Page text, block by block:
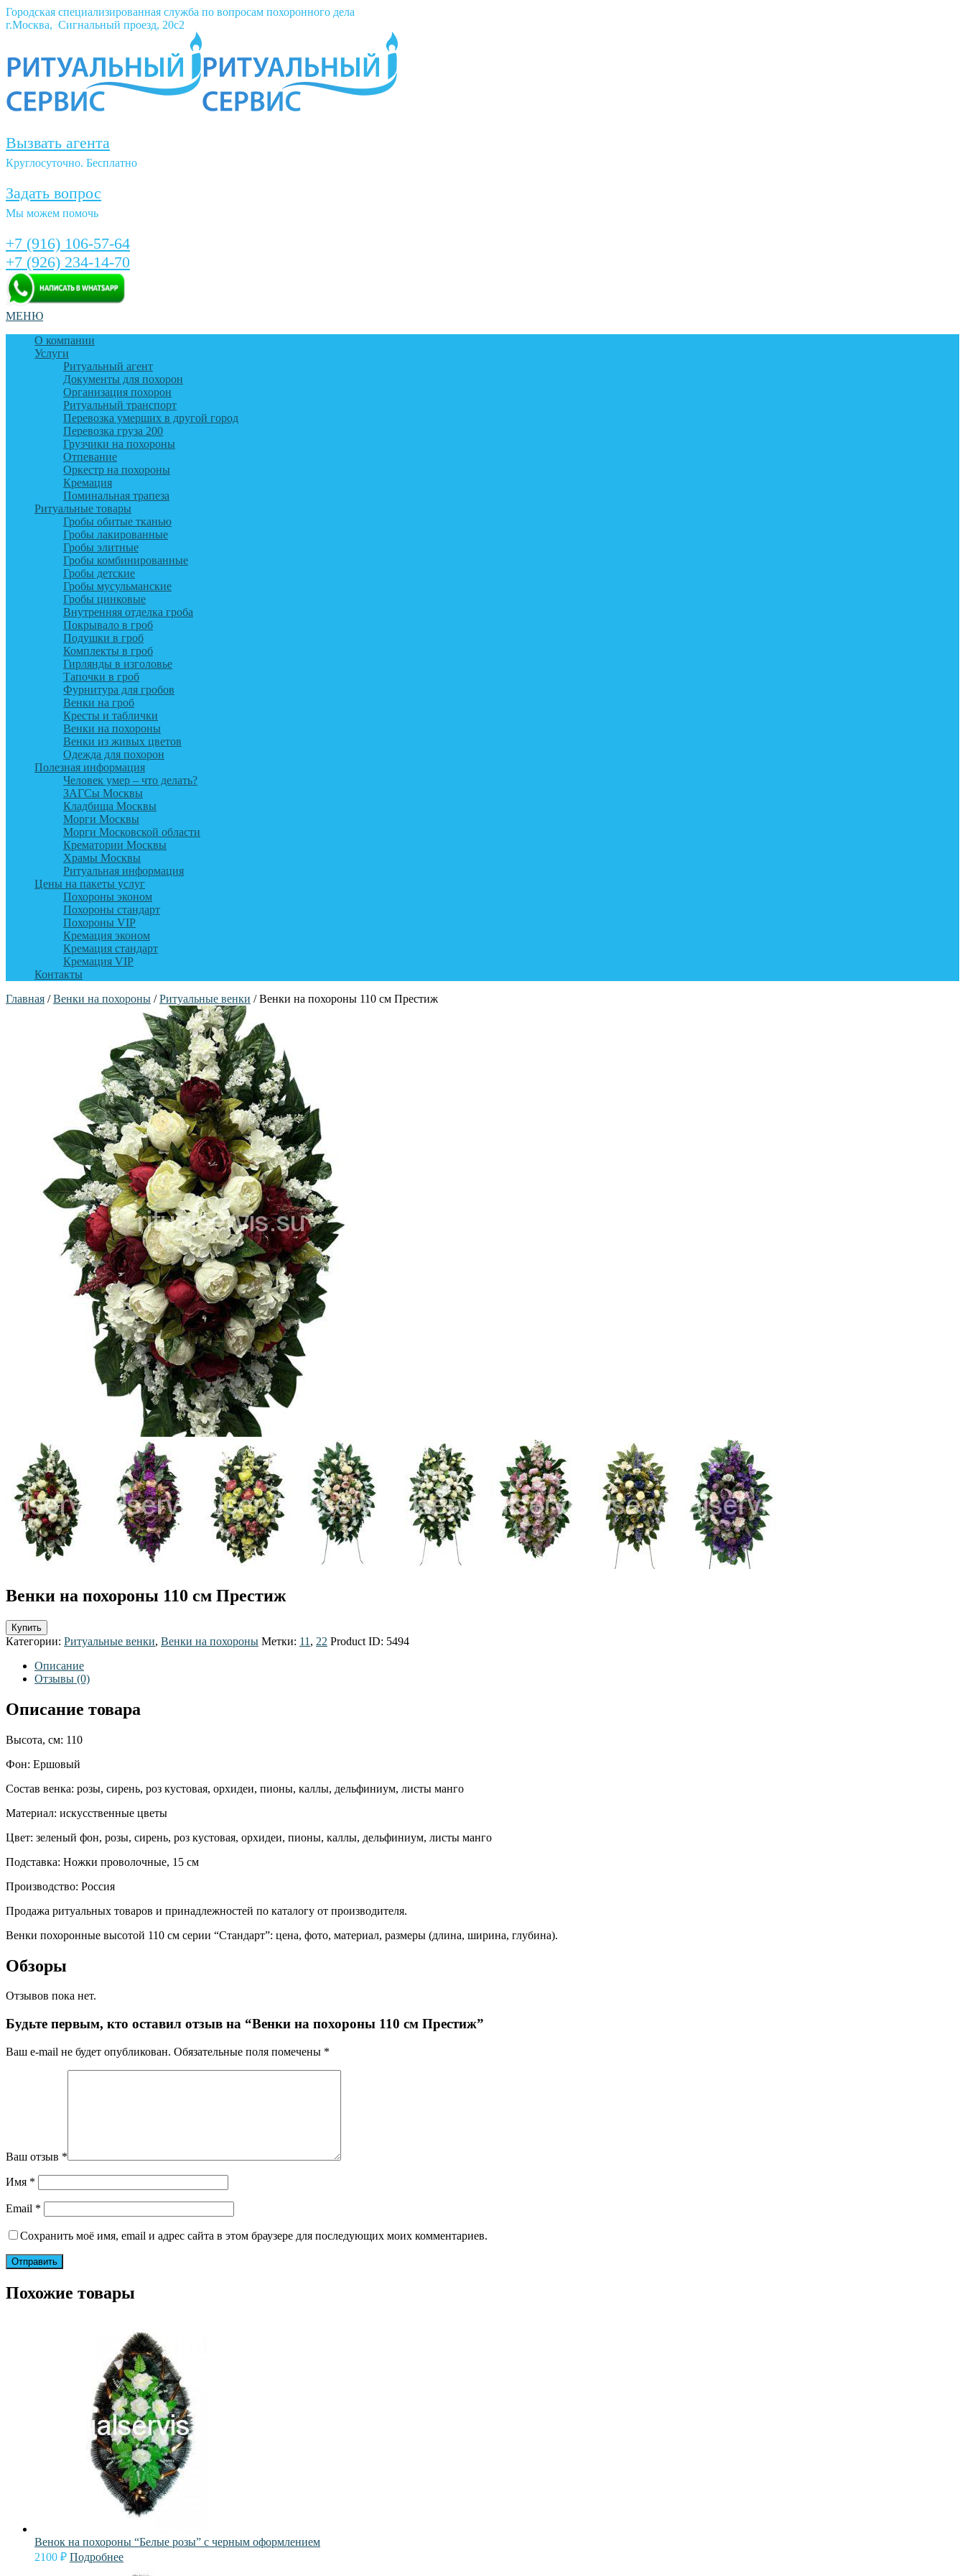
Городская специализированная служба по вопросам похоронного дела
г.Москва, Сигнальный проезд, 20с2
Вызвать агента
Круглосуточно. Бесплатно
Задать вопрос
Мы можем помочь
+7 (916) 106-57-64
+7 (926) 234-14-70
МЕНЮ
О компании
Услуги
Ритуальный агент
Документы для похорон
Организация похорон
Ритуальный транспорт
Перевозка умерших в другой город
Перевозка груза 200
Грузчики на похороны
Отпевание
Оркестр на похороны
Кремация
Поминальная трапеза
Ритуальные товары
Гробы обитые тканью
Гробы лакированные
Гробы элитные
Гробы комбинированные
Гробы детские
Гробы мусульманские
Гробы цинковые
Внутренняя отделка гроба
Покрывало в гроб
Подушки в гроб
Комплекты в гроб
Гирлянды в изголовье
Тапочки в гроб
Фурнитура для гробов
Венки на гроб
Кресты и таблички
Венки на похороны
Венки из живых цветов
Одежда для похорон
Полезная информация
Человек умер – что делать?
ЗАГСы Москвы
Кладбища Москвы
Морги Москвы
Морги Московской области
Крематории Москвы
Храмы Москвы
Ритуальная информация
Цены на пакеты услуг
Похороны эконом
Похороны стандарт
Похороны VIP
Кремация эконом
Кремация стандарт
Кремация VIP
Контакты
Главная /Венки на похороны /Ритуальные венки / Венки на похороны 110 см Престиж
Венки на похороны 110 см Престиж
Купить
Категории: Ритуальные венки, Венки на похороны Метки: 11 , 22 Product ID: 5494
Описание
Отзывы (0)
Описание товара
Высота, см: 110
Фон: Ершовый
Состав венка: розы, сирень, роз кустовая, орхидеи, пионы, каллы, дельфиниум, листы манго
Материал: искусственные цветы
Цвет: зеленый фон, розы, сирень, роз кустовая, орхидеи, пионы, каллы, дельфиниум, листы манго
Подставка: Ножки проволочные, 15 см
Производство: Россия
Продажа ритуальных товаров и принадлежностей по каталогу от производителя.
Венки похоронные высотой 110 см серии “Стандарт”: цена, фото, материал, размеры (длина, ширина, глубина).
Обзоры
Отзывов пока нет.
Будьте первым, кто оставил отзыв на “Венки на похороны 110 см Престиж”
Ваш e-mail не будет опубликован. Обязательные поля помечены *
Ваш отзыв *
Имя *
Email *
Сохранить моё имя, email и адрес сайта в этом браузере для последующих моих комментариев.
Похожие товары
Венок на похороны “Белые розы” с черным оформлением
2100 ₽ Подробнее